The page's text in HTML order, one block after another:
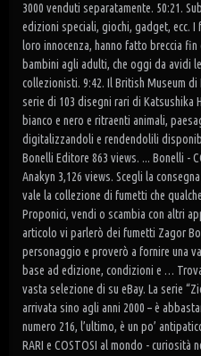
3000 venduti separatamente. 50:21.
edizioni speciali, giochi, gadget, ecc.
loro innocenza, hanno fatto breccia
bambini agli adulti, che oggi da avidi
collezionisti. 9:42. Il British Museum
serie di 103 disegni rari di Katsushika
bianco e nero e ritraenti animali,
digitalizzandoli e rendendolili
Bonelli Editore 863 views. ... Bonelli -
Anakyn 3,126 views. Scegli la
vale la collezione di fumetti che
Proponici, vendi o scambia con altri
articolo vi parlerò dei fumetti Zagor
personaggio e proverò a fornire una
base ad edizione, condizioni e …
vasta selezione di su eBay. La serie
arrivata sino agli anni 2000 – è
numero 216, l’ultimo, è un po’
RARI e COSTOSI al mondo - curiosità